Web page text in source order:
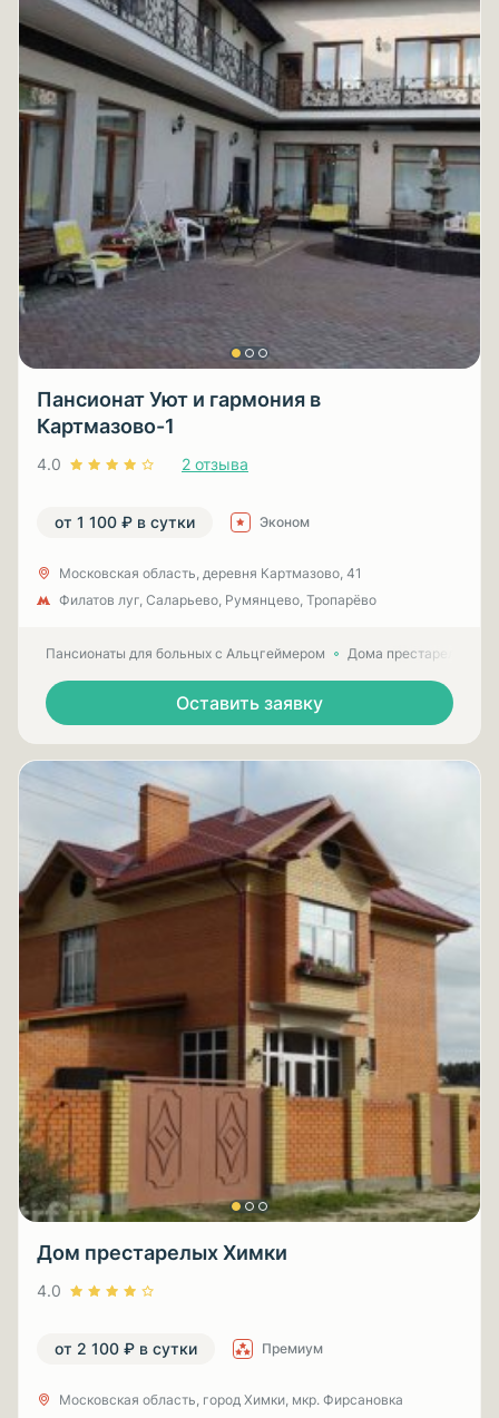
Пансионат Уют и гармония в
Картмазово-1
4.0 2 отзыва
от 1 100 ₽ в сутки Эконом
Московская область, деревня Картмазово, 41
Филатов луг, Саларьево, Румянцево, Тропарёво
Пансионаты для больных с Альцгеймером Дома престарелых
Оставить заявку
Дом престарелых Химки
4.0
от 2 100 ₽ в сутки Премиум
Московская область, город Химки, мкр. Фирсановка